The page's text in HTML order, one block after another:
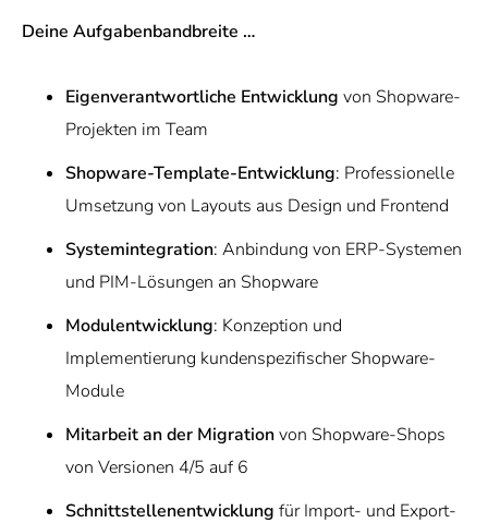
Deine Aufgabenbandbreite …
Eigenverantwortliche Entwicklung von Shopware-
Projekten im Team
Shopware-Template-Entwicklung: Professionelle
Umsetzung von Layouts aus Design und Frontend
Systemintegration: Anbindung von ERP-Systemen
und PIM-Lösungen an Shopware
Modulentwicklung: Konzeption und
Implementierung kundenspezifischer Shopware-
Module
Mitarbeit an der Migrationvon Shopware-Shops
von Versionen 4/5 auf 6
Schnittstellenentwicklung für Import- und Export-